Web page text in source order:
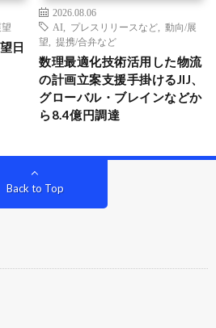
日
2026.08.06
AI
プレスリリースなど
動向/展
望
提携/合弁など
数理最適化技術活用した物流
の計画立案支援手掛けるJIJ、
グローバル・ブレインなどか
ら8.4億円調達
Back to Top